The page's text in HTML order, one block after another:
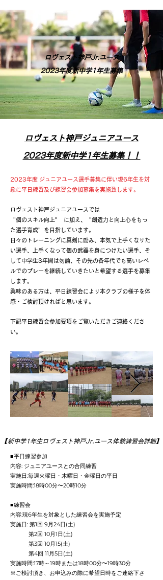
ロヴェスト神戸Jr.ユース
2023年度新中学1年生募集
ロヴェスト神戸ジュニアユース
2023年度新中学1年生募集！！
2023年度 ジュニアユース選手募集に伴い現6年生を対
象に平日練習及び練習会参加募集を実施致します。
ロヴェスト神戸ジュニアユースでは
"個のスキル向上" に加え、 "創造力と向上心をもっ
た選手育成" を目指しています。
日々のトレーニングに真剣に励み、本気で上手くなりた
い選手、上手くなって個の武器を身につけたい選手、そ
して中学生3年間は勿論、その先の各年代でも高いレベ
ルでのプレーを継続していきたいと希望する選手を募集
します。
興味のある方は、平日練習会により本クラブの様子を体
感・ご検討頂ければと思います。
下記平日練習会参加要項をご覧いただきご連絡くださ
い。
​【新中学1年生ロヴェスト神戸Jr.ユース体験練習会詳細】
■平日練習参加
内容: ジュニアユースとの合同練習
実施日:毎週火曜日・木曜日・金曜日の平日
実施時間:18時00分〜20時10分
■練習会
内容:現6年生を対象とした練習会を実施予定
実施日: 第1回 9月24日(土)
第2回 10月1日(土)
第3回 10月15(土)
第4回 11月5日(土)
実施時間:17時～19時または18時00分〜19時30分
※ご検討頂き、お申込みの際に希望日時をご連絡下さ